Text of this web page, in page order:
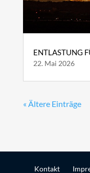
ENTLASTUNG
22. Mai 2026
« Ältere Einträge
Kontakt